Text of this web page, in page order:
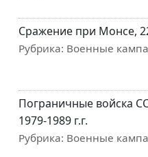
Сражение при Монсе,
Рубрика: Военные
Пограничные войска
1979-1989 г.г.
Рубрика: Военные